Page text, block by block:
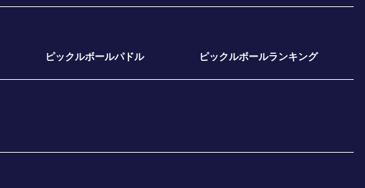
ピックルボールパドル ピックルボールランキング